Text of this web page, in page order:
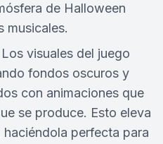
de Halloween
musicales.
visuales del juego
fondos oscuros y
con animaciones que
se produce. Esto eleva
perfecta para